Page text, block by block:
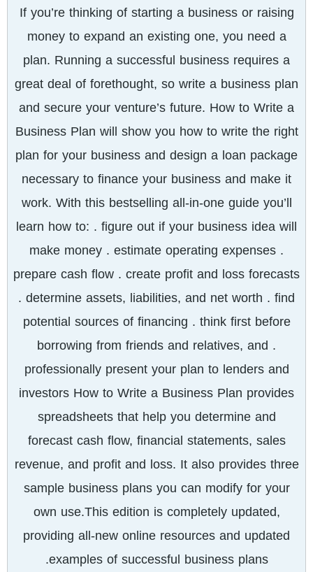
If you’re thinking of starting a business or raising
money to expand an existing one, you need a
plan. Running a successful business requires a
great deal of forethought, so write a business plan
and secure your venture’s future. How to Write a
Business Plan will show you how to write the right
plan for your business and design a loan package
necessary to finance your business and make it
work. With this bestselling all-in-one guide you’ll
learn how to: . figure out if your business idea will
make money . estimate operating expenses .
prepare cash flow . create profit and loss forecasts
. determine assets, liabilities, and net worth . find
potential sources of financing . think first before
borrowing from friends and relatives, and .
professionally present your plan to lenders and
investors How to Write a Business Plan provides
spreadsheets that help you determine and
forecast cash flow, financial statements, sales
revenue, and profit and loss. It also provides three
sample business plans you can modify for your
own use.This edition is completely updated,
providing all-new online resources and updated
examples of successful business plans.